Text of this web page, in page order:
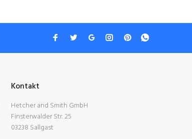
Kontakt
Hetcher and Smith GmbH
Finsterwalder Str. 25
03238 Sallgast